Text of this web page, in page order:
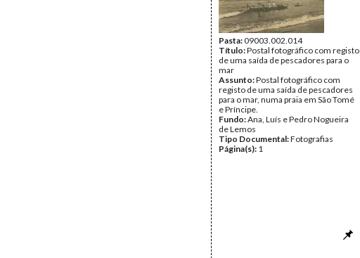
Pasta:09003.002.014
Título:Postal fotográfico com registo
de uma saída de pescadores para o
mar
Assunto:Postal fotográfico com
registo de uma saída de pescadores
para o mar, numa praia em São Tomé
e Príncipe.
Fundo:Ana, Luís e Pedro Nogueira
de Lemos
Tipo Documental:Fotografias
Página(s): 1